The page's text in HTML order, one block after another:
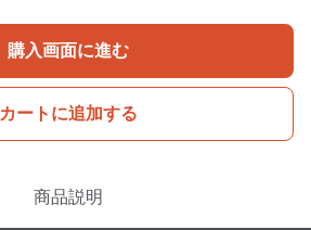
購入画面に進む
カートに追加する
商品説明